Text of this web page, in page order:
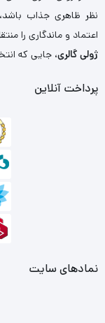
نظر ظاهری جذاب
اعتماد و ماندگاری را
ژولی گالری، جایی که
پرداخت آنلاین
نمادهای سایت